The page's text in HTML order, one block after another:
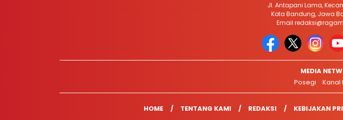
Jl. Antapani Lama,
Kota Bandung, Jawa
Email
MEDIA
Posegi
Kanal
HOME TENTANG KAMI REDAKSI KEBIJAKAN